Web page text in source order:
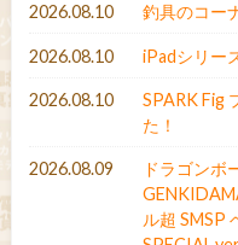
2026.08.10 釣具のコー
2026.08.10 iPadシリー
2026.08.10
SPARK Fig
た！
2026.08.09
ドラゴンボ
ル超 SMSP